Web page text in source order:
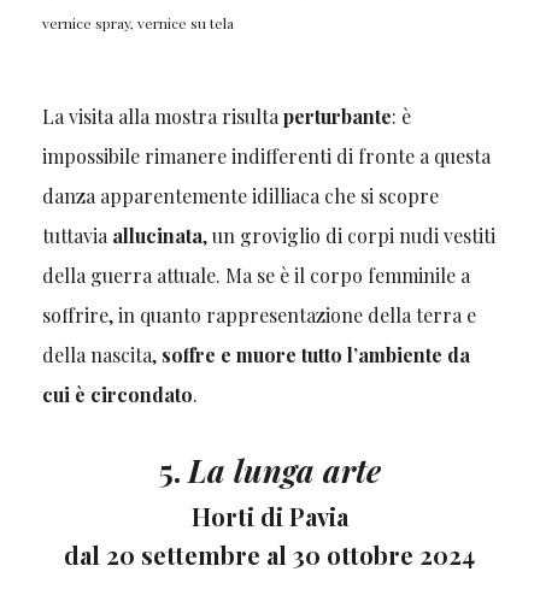
vernice spray, vernice su tela
La visita alla mostra risultaperturbante: è
impossibile rimanere indifferenti di fronte a questa
danza apparentemente idilliaca che si scopre
tuttaviaallucinata, un groviglio di corpi nudi vestiti
della guerra attuale. Ma se è il corpo femminile a
soffrire, in quanto rappresentazione della terra e
della nascita, soffre e muore tutto l’ambiente da
cui è circondato.
5.La lunga arte
Horti di Pavia
dal 20 settembre al 30 ottobre 2024